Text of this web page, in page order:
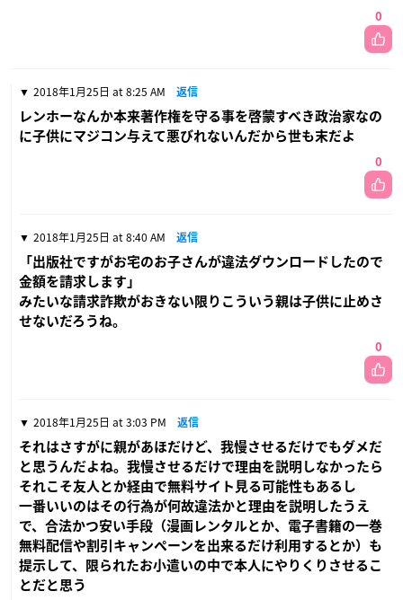
0
2018年1月25日 at 8:25 AM 返信
レンホーなんか本来著作権を守る事を啓蒙すべき政治家なの
に子供にマジコン与えて悪びれないんだから世も末だよ
0
2018年1月25日 at 8:40 AM 返信
「出版社ですがお宅のお子さんが違法ダウンロードしたので
金額を請求します」
みたいな請求詐欺がおきない限りこういう親は子供に止めさ
せないだろうね。
0
2018年1月25日 at 3:03 PM 返信
それはさすがに親があほだけど、我慢させるだけでもダメだ
と思うんだよね。我慢させるだけで理由を説明しなかったら
それこそ友人とか経由で無料サイト見る可能性もあるし
一番いいのはその行為が何故違法かと理由を説明したうえ
で、合法かつ安い手段（漫画レンタルとか、電子書籍の一巻
無料配信や割引キャンペーンを出来るだけ利用するとか）も
提示して、限られたお小遣いの中で本人にやりくりさせるこ
とだと思う